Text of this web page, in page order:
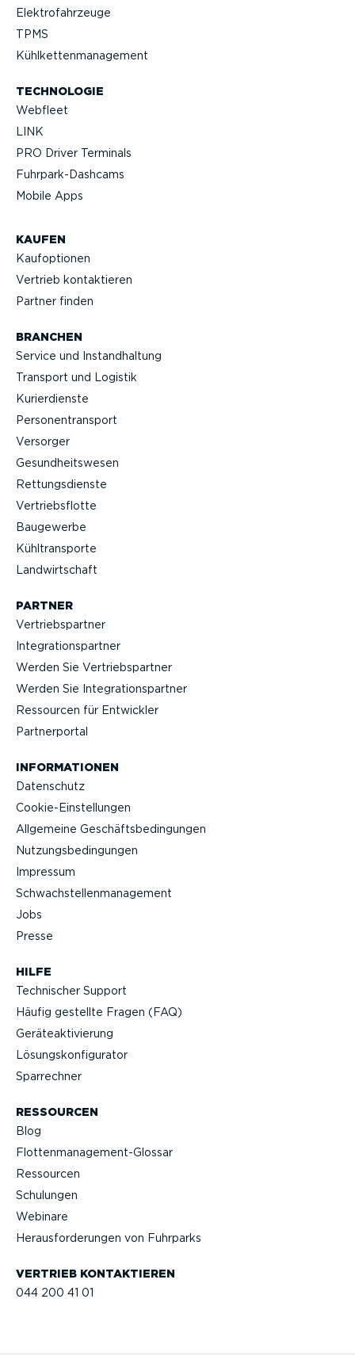
Elektro­fahr­zeuge
TPMS
Kühlket­ten­ma­nagement
TECHNOLOGIE
Webfleet
LINK
PRO Driver Terminals
Fuhrpar­k-Da­shcams
Mobile Apps
KAUFEN
Kaufop­tionen
Vertrieb kontak­tieren
Partner finden
BRANCHEN
Service und Instand­haltung
Transport und Logistik
Kurier­dienste
Perso­nen­transport
Versorger
Gesund­heits­wesen
Rettungs­dienste
Vertriebs­flotte
Baugewerbe
Kühltrans­porte
Landwirt­schaft
VERTRIEB KONTAK­TIEREN
044 200 41 01
HILFE
Technischer Support
Häufig gestellte Fragen (FAQ)
Geräteak­ti­vierung
Lösungs­kon­fi­gu­rator
Sparrechner
RESSOURCEN
Blog
Flotten­management-Glossar
Ressourcen
Schulungen
Webinare
Heraus­for­de­rungen von Fuhrparks
PARTNER
Vertriebs­partner
Integra­ti­ons­partner
Werden Sie Vertriebs­partner
Werden Sie Integra­ti­ons­partner
Ressourcen für Entwickler
Partner­portal
INFOR­MA­TIONEN
Datenschutz
Cookie-Ein­stel­lungen
Allgemeine Geschäfts­be­din­gungen
Nutzungs­be­din­gungen
Impressum
Schwach­stel­len­ma­nagement
Jobs
Presse